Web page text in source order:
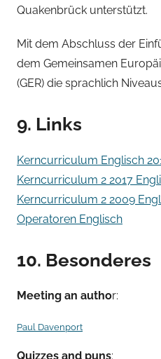
Quakenbrück unterstützt.
Mit dem Abschluss der
dem Gemeinsamen
(GER) die sprachlich
9. Links
Kerncurriculum Englisch
Kerncurriculum 2 2017
Kerncurriculum 2 2009
Operatoren Englisch
10. Besonderes
Meeting an author:
Paul Davenport
Quizzes and puns: